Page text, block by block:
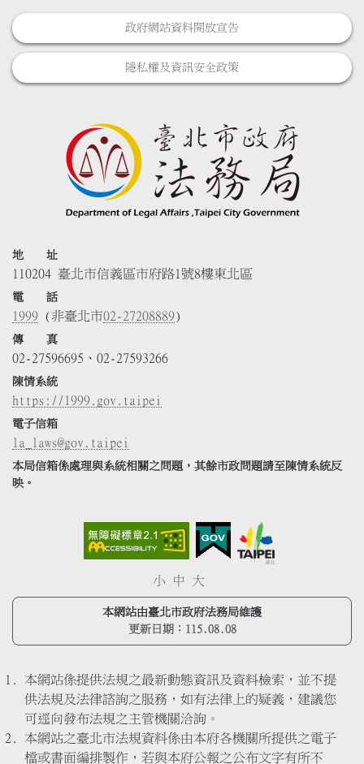
政府網站資料開放宣告
隱私權及資訊安全政策
地 址
110204 臺北市信義區市府路1號8樓東北區
電 話
1999 (非臺北市02-27208889)
傳 真
02-27596695、02-27593266
陳情系統
https://1999.gov.taipei
電子信箱
la_laws@gov.taipei
本局信箱係處理與系統相關之問題，其餘市政問題請至陳情系統反
映。
小 中 大
本網站由臺北市政府法務局維護
更新日期： 115.08.08
本網站係提供法規之最新動態資訊及資料檢索，並不提
供法規及法律諮詢之服務，如有法律上的疑義，建議您
可逕向發布法規之主管機關洽詢。
本網站之臺北市法規資料係由本府各機關所提供之電子
檔或書面編排製作，若與本府公報之公布文字有所不